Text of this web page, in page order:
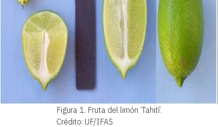
Figura 1. Fruta del limón ‘Tahití’.
Crédito: UF/IFAS